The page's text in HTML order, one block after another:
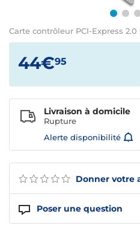
Carte contrôleur PCI-Express 2.0
Donner votre
Poser une question
44€95
Livraison à domicile
Rupture
Alerte disponibilité